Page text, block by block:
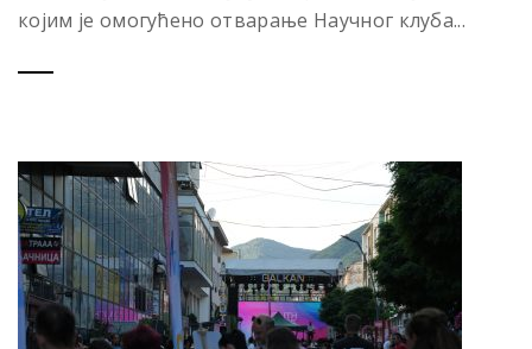
којим је омогућено отварање Научног клуба...